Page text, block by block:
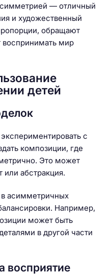
— отличный
и художественный
обращают
воспринимать мир
детей
с
композиции, где
Это может
абстракция.
асимметричных
Например,
может быть
в другой части
восприятие